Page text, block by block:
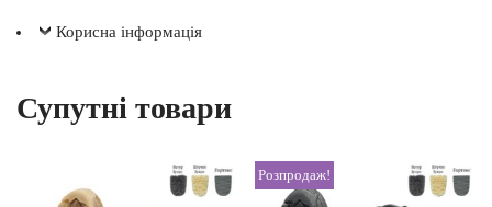
Корисна інформація
Супутні товари
Розпродаж!